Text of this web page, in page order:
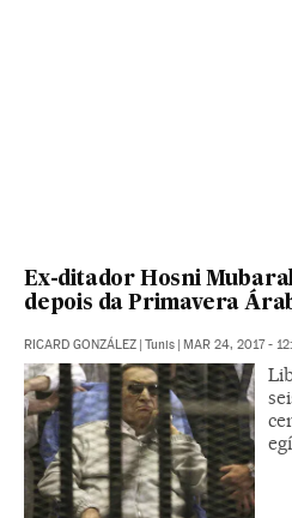
Ex-ditador Hosni
depois da Primavera
RICARD GONZÁLEZ | Tunis | MAR 24, 2017 -